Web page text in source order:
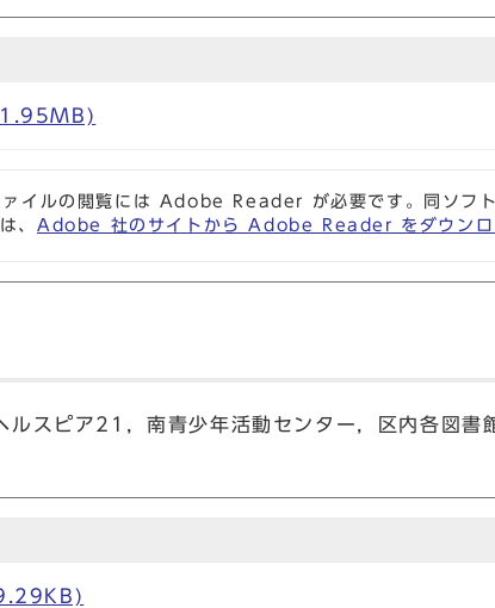
1.95MB)
ァイルの閲覧には Adobe Reader が必要です。同ソフ
、 Adobe 社のサイトから Adobe Reader をダウンロ
ルスピア21，南青少年活動センター，区内各図書